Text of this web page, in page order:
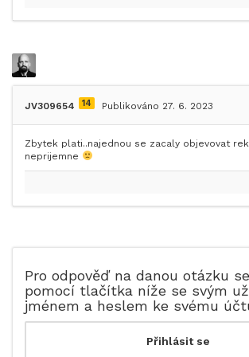
JV309654 14 Publikováno 27. 6. 2023
Zbytek plati..najednou se zacaly objevovat
neprijemne
Pro odpověď na danou otázku
pomocí tlačítka níže se svým
jménem a heslem ke svému